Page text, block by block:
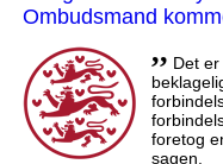
Ombudsmand
,, Det
foretog
sagen.